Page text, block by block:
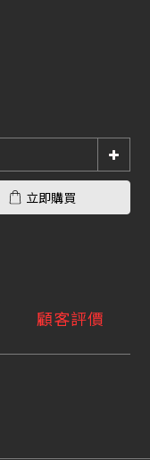
立即購買
顧客評價